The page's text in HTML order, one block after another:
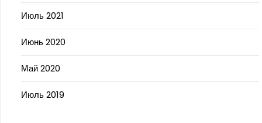
Июль 2021
Июнь 2020
Май 2020
Июль 2019